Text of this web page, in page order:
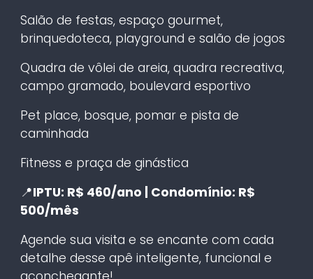
Salão de festas, espaço gourmet,
brinquedoteca, playground e salão de jogos
Quadra de vôlei de areia, quadra recreativa,
campo gramado, boulevard esportivo
Pet place, bosque, pomar e pista de
caminhada
Fitness e praça de ginástica
📍IPTU: R$ 460/ano | Condomínio: R$
500/mês
Agende sua visita e se encante com cada
detalhe desse apê inteligente, funcional e